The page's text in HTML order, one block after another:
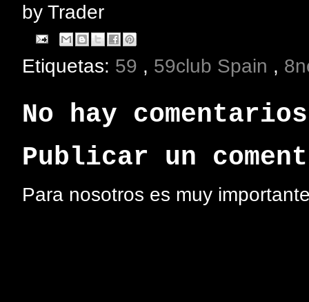
by Trader
Etiquetas: 59 , 59club Spain ,
No hay
Publicar un
Para nosotros es muy